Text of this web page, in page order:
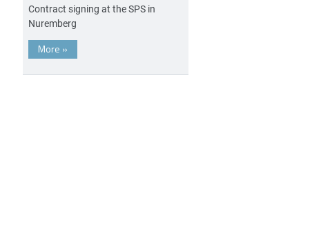
Contract signing at the SPS in
Nuremberg
More »